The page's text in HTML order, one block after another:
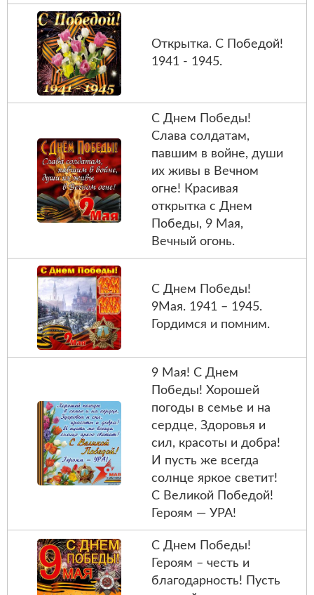
Открытка. С Победой!
1941 - 1945.
С Днем Победы!
Слава солдатам,
павшим в войне, души
их живы в Вечном
огне! Красивая
открытка с Днем
Победы, 9 Мая,
Вечный огонь.
С Днем Победы!
9Мая. 1941 – 1945.
Гордимся и помним.
9 Мая! С Днем
Победы! Хорошей
погоды в семье и на
сердце, Здоровья и
сил, красоты и добра!
И пусть же всегда
солнце яркое светит!
С Великой Победой!
Героям — УРА!
С Днем Победы!
Героям – честь и
благодарность! Пусть